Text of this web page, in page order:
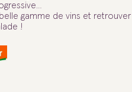
gamme de vins et retrouver
!